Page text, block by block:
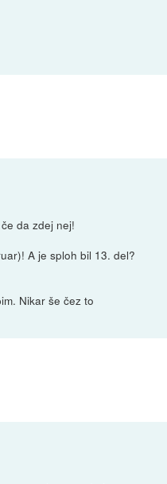
da zdej nej!
A je sploh bil 13. del?
Nikar še čez to